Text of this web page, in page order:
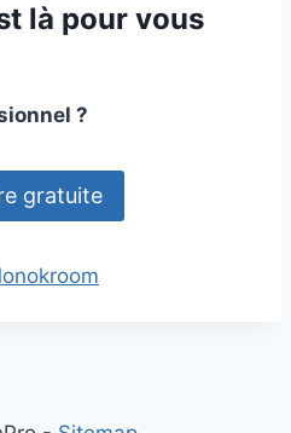
là pour vous
?
gratuite